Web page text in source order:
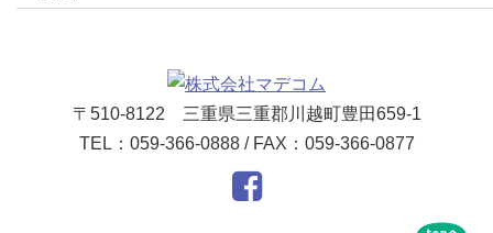
〒510-8122 三重県三重郡川越町豊田659-1
TEL：059-366-0888 / FAX：059-366-0877